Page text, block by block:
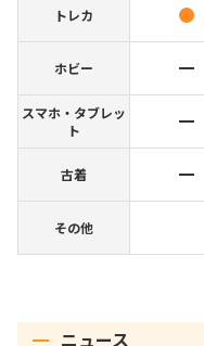
トレカ
ホビー
スマホ・タブレッ
ト
古着
その他
ニュース